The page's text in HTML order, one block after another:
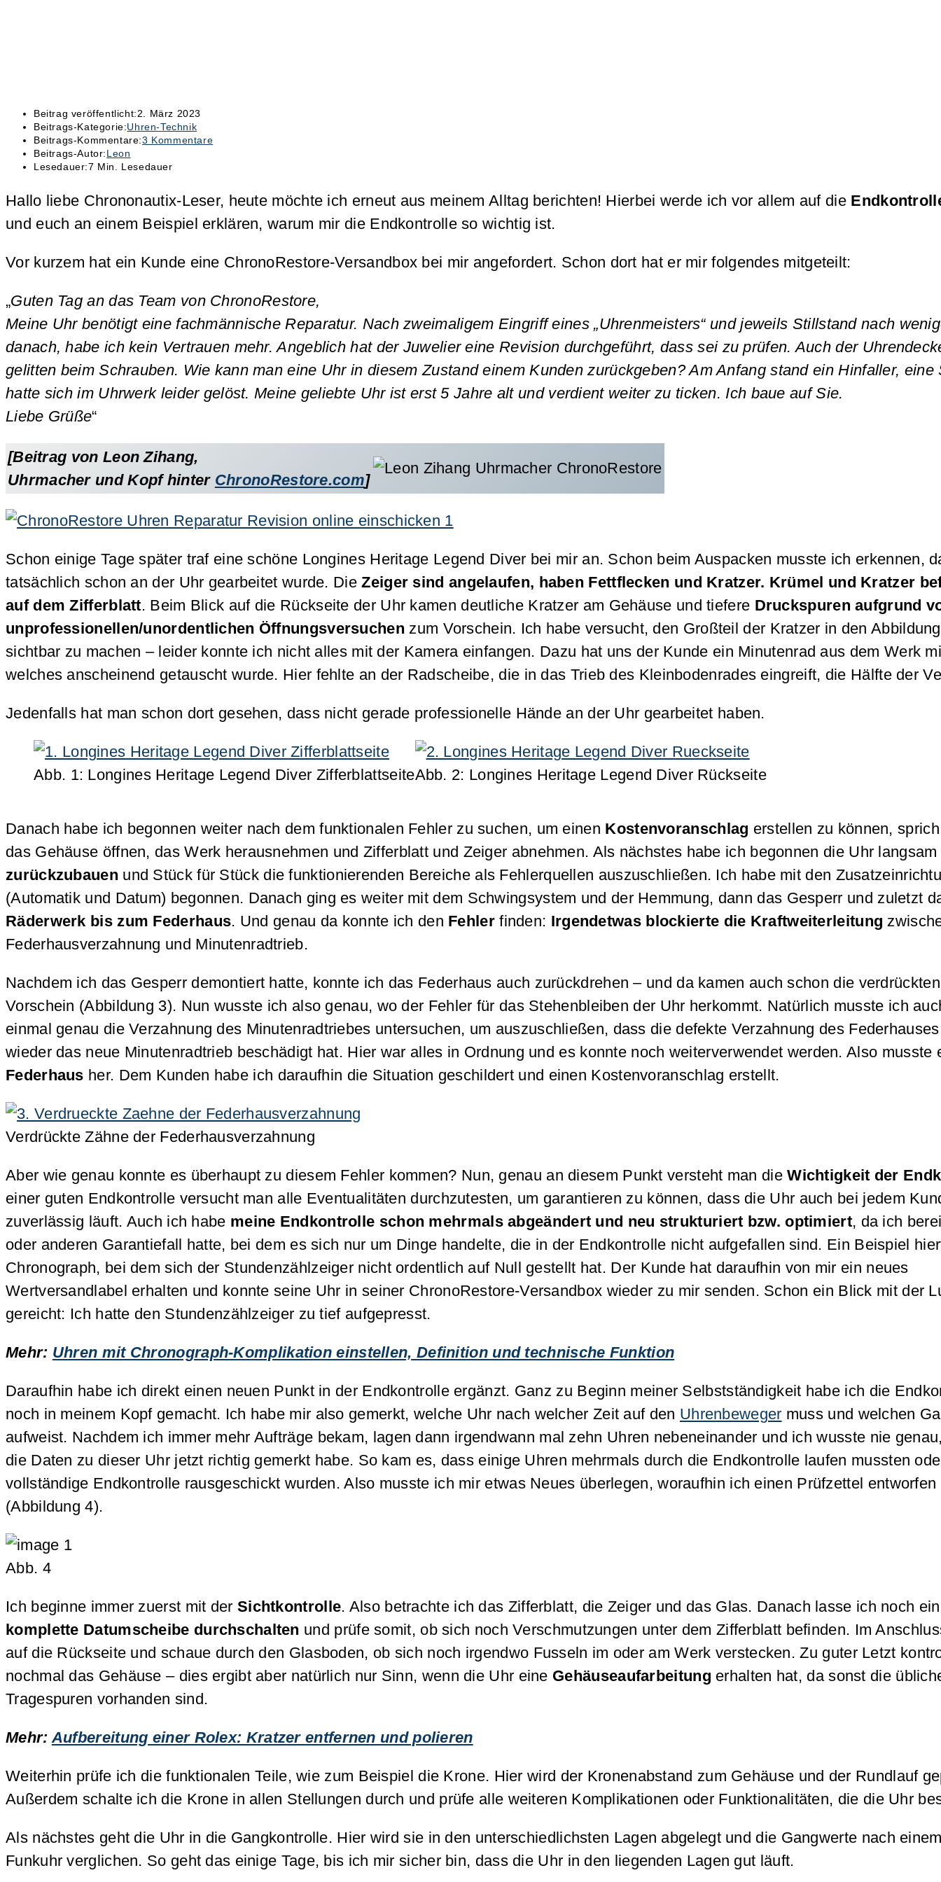
Beitrag veröffentlicht:2. März 2023
Beitrags-Kategorie:Uhren-Technik
Beitrags-Kommentare:3 Kommentare
Beitrags-Autor:Leon
Lesedauer:7 Min. Lesedauer
Hallo liebe Chrononautix-Leser, heute möchte ich erneut aus meinem Alltag berichten! Hierbei werde ich vor allem auf die
und euch an einem Beispiel erklären, warum mir die Endkontrolle so wichtig ist.
Vor kurzem hat ein Kunde eine ChronoRestore-Versandbox bei mir angefordert. Schon dort hat er mir folgendes mitgeteilt:
„Guten Tag an das Team von ChronoRestore,
Meine Uhr benötigt eine fachmännische Reparatur. Nach zweimaligem Eingriff eines „Uhrenmeisters“ und jeweils Stillstand nach
danach, habe ich kein Vertrauen mehr. Angeblich hat der Juwelier eine Revision durchgeführt, dass sei zu prüfen. Auch der
gelitten beim Schrauben. Wie kann man eine Uhr in diesem Zustand einem Kunden zurückgeben? Am Anfang stand ein Hinfaller, eine
hatte sich im Uhrwerk leider gelöst. Meine geliebte Uhr ist erst 5 Jahre alt und verdient weiter zu ticken. Ich baue auf Sie.
Liebe Grüße“
[Beitrag von Leon Zihang,
Uhrmacher und Kopf hinter ChronoRestore.com]
Schon einige Tage später traf eine schöne Longines Heritage Legend Diver bei mir an. Schon beim Auspacken musste ich erkennen,
tatsächlich schon an der Uhr gearbeitet wurde. DieZeiger sind angelaufen, haben Fettflecken und Kratzer. Krümel und Kratzer
auf dem Zifferblatt. Beim Blick auf die Rückseite der Uhr kamen deutliche Kratzer am Gehäuse und tiefere Druckspuren aufgrund
unprofessionellen/unordentlichen Öffnungsversuchen zum Vorschein. Ich habe versucht, den Großteil der Kratzer in den
sichtbar zu machen – leider konnte ich nicht alles mit der Kamera einfangen. Dazu hat uns der Kunde ein Minutenrad aus dem Werk
welches anscheinend getauscht wurde. Hier fehlte an der Radscheibe, die in das Trieb des Kleinbodenrades eingreift, die Hälfte der
Jedenfalls hat man schon dort gesehen, dass nicht gerade professionelle Hände an der Uhr gearbeitet haben.
Abb. 1: Longines Heritage Legend Diver ZifferblattseiteAbb. 2: Longines Heritage Legend Diver Rückseite
Danach habe ich begonnen weiter nach dem funktionalen Fehler zu suchen, um einen Kostenvoranschlag erstellen zu können,
das Gehäuse öffnen, das Werk herausnehmen und Zifferblatt und Zeiger abnehmen. Als nächstes habe ich begonnen die Uhr langsam
zurückzubauen und Stück für Stück die funktionierenden Bereiche als Fehlerquellen auszuschließen. Ich habe mit den
(Automatik und Datum) begonnen. Danach ging es weiter mit dem Schwingsystem und der Hemmung, dann das Gesperr und zuletzt
Räderwerk bis zum Federhaus. Und genau da konnte ich den Fehlerfinden: Irgendetwas blockierte die Kraftweiterleitung
Federhausverzahnung und Minutenradtrieb.
Nachdem ich das Gesperr demontiert hatte, konnte ich das Federhaus auch zurückdrehen – und da kamen auch schon die
Vorschein (Abbildung 3). Nun wusste ich also genau, wo der Fehler für das Stehenbleiben der Uhr herkommt. Natürlich musste ich
einmal genau die Verzahnung des Minutenradtriebes untersuchen, um auszuschließen, dass die defekte Verzahnung des
wieder das neue Minutenradtrieb beschädigt hat. Hier war alles in Ordnung und es konnte noch weiterverwendet werden. Also musste
Federhaus her. Dem Kunden habe ich daraufhin die Situation geschildert und einen Kostenvoranschlag erstellt.
Verdrückte Zähne der Federhausverzahnung
Aber wie genau konnte es überhaupt zu diesem Fehler kommen? Nun, genau an diesem Punkt versteht man dieWichtigkeit der
einer guten Endkontrolle versucht man alle Eventualitäten durchzutesten, um garantieren zu können, dass die Uhr auch bei jedem
zuverlässig läuft. Auch ich habe meine Endkontrolle schon mehrmals abgeändert und neu strukturiert bzw. optimiert, da ich
oder anderen Garantiefall hatte, bei dem es sich nur um Dinge handelte, die in der Endkontrolle nicht aufgefallen sind. Ein Beispiel
Chronograph, bei dem sich der Stundenzählzeiger nicht ordentlich auf Null gestellt hat. Der Kunde hat daraufhin von mir ein neues
Wertversandlabel erhalten und konnte seine Uhr in seiner ChronoRestore-Versandbox wieder zu mir senden. Schon ein Blick mit der
gereicht: Ich hatte den Stundenzählzeiger zu tief aufgepresst.
Mehr: Uhren mit Chronograph-Komplikation einstellen, Definition und technische Funktion
Daraufhin habe ich direkt einen neuen Punkt in der Endkontrolle ergänzt. Ganz zu Beginn meiner Selbstständigkeit habe ich die
noch in meinem Kopf gemacht. Ich habe mir also gemerkt, welche Uhr nach welcher Zeit auf den Uhrenbeweger muss und welchen
aufweist. Nachdem ich immer mehr Aufträge bekam, lagen dann irgendwann mal zehn Uhren nebeneinander und ich wusste nie
die Daten zu dieser Uhr jetzt richtig gemerkt habe. So kam es, dass einige Uhren mehrmals durch die Endkontrolle laufen mussten
vollständige Endkontrolle rausgeschickt wurden. Also musste ich mir etwas Neues überlegen, woraufhin ich einen Prüfzettel entworfen
(Abbildung 4).
Abb. 4
Ich beginne immer zuerst mit der Sichtkontrolle. Also betrachte ich das Zifferblatt, die Zeiger und das Glas. Danach lasse ich noch
komplette Datumscheibe durchschalten und prüfe somit, ob sich noch Verschmutzungen unter dem Zifferblatt befinden. Im
auf die Rückseite und schaue durch den Glasboden, ob sich noch irgendwo Fusseln im oder am Werk verstecken. Zu guter Letzt
nochmal das Gehäuse – dies ergibt aber natürlich nur Sinn, wenn die Uhr eine Gehäuseaufarbeitung erhalten hat, da sonst die
Tragespuren vorhanden sind.
Mehr:Aufbereitung einer Rolex: Kratzer entfernen und polieren
Weiterhin prüfe ich die funktionalen Teile, wie zum Beispiel die Krone. Hier wird der Kronenabstand zum Gehäuse und der Rundlauf
Außerdem schalte ich die Krone in allen Stellungen durch und prüfe alle weiteren Komplikationen oder Funktionalitäten, die die Uhr
Als nächstes geht die Uhr in die Gangkontrolle. Hier wird sie in den unterschiedlichsten Lagen abgelegt und die Gangwerte nach
Funkuhr verglichen. So geht das einige Tage, bis ich mir sicher bin, dass die Uhr in den liegenden Lagen gut läuft.